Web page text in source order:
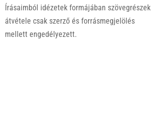
Írásaimból idézetek formájában szövegrészek
átvétele csak szerző és forrásmegjelölés
mellett engedélyezett.